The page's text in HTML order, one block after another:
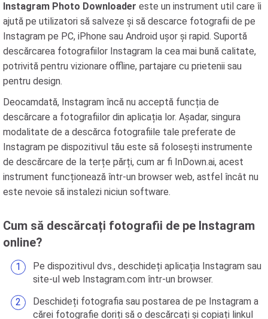
Instagram Photo Downloader este un instrument util care îi
ajută pe utilizatori să salveze și să descarce fotografii de pe
Instagram pe PC, iPhone sau Android ușor și rapid. Suportă
descărcarea fotografiilor Instagram la cea mai bună calitate,
potrivită pentru vizionare offline, partajare cu prietenii sau
pentru design.
Deocamdată, Instagram încă nu acceptă funcția de
descărcare a fotografiilor din aplicația lor. Așadar, singura
modalitate de a descărca fotografiile tale preferate de
Instagram pe dispozitivul tău este să folosești instrumente
de descărcare de la terțe părți, cum ar fi InDown.ai, acest
instrument funcționează într-un browser web, astfel încât nu
este nevoie să instalezi niciun software.
Cum să descărcați fotografii de pe Instagram
online?
Pe dispozitivul dvs., deschideți aplicația Instagram sau
site-ul web Instagram.com într-un browser.
Deschideți fotografia sau postarea de pe Instagram a
cărei fotografie doriți să o descărcați și copiați linkul